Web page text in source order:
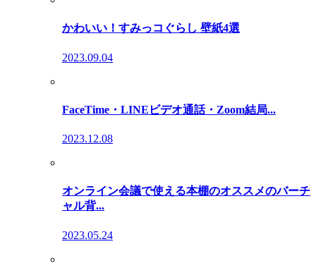
かわいい！すみっコぐらし 壁紙4選
2023.09.04
FaceTime・LINEビデオ通話・Zoom結局...
2023.12.08
オンライン会議で使える本棚のオススメのバーチ
ャル背...
2023.05.24